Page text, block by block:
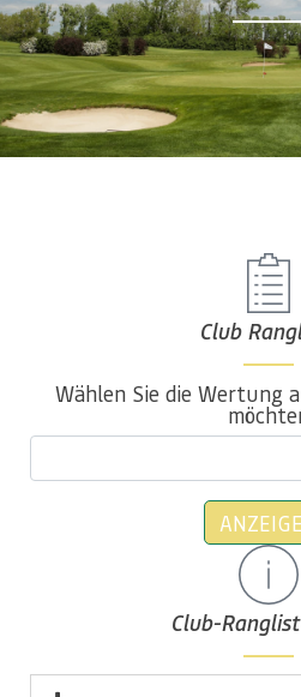
Club
Wählen Sie die Wertung
Club-